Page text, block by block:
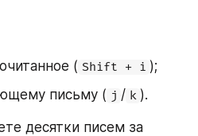
( Shift + i );
письму ( j / k ).
десятки писем за